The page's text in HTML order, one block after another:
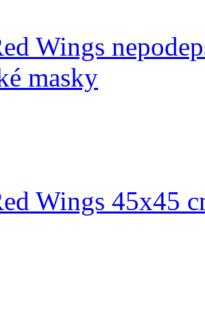
Wings
masky
Wings 45x45